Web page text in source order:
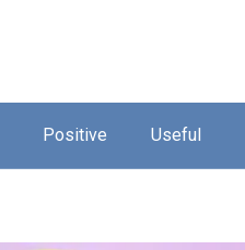
Positive Useful